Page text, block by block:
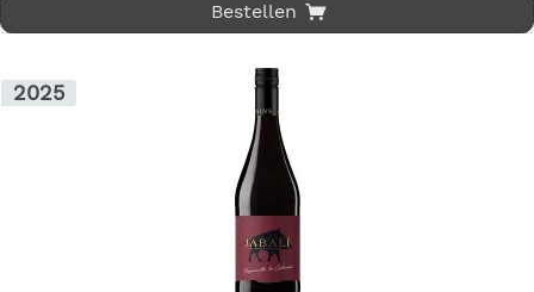
Bestellen
2025